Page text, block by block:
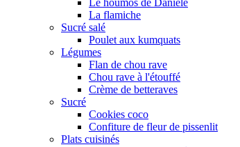
Le houmos de Danièle
La flamiche
Sucré salé
Poulet aux kumquats
Légumes
Flan de chou rave
Chou rave à l'étouffé
Crème de betteraves
Sucré
Cookies coco
Confiture de fleur de pissenlit
Plats cuisinés